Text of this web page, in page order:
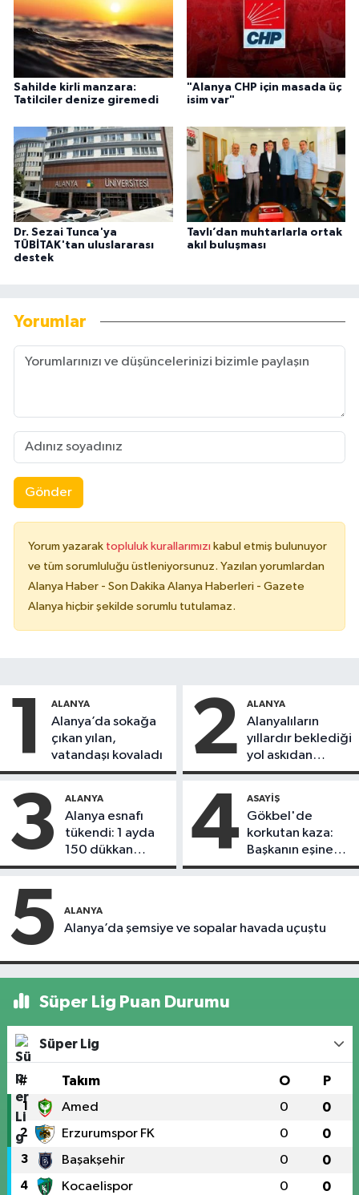
Sahilde kirli manzara:
Tatilciler denize giremedi
"Alanya CHP için masada üç
isim var"
Dr. Sezai Tunca'ya
TÜBİTAK'tan uluslararası
destek
Tavlı’dan muhtarlarla ortak
akıl buluşması
Yorumlar
Gönder
Yorum yazarak topluluk kurallarımızı kabul etmiş bulunuyor
ve tüm sorumluluğu üstleniyorsunuz. Yazılan yorumlardan
Alanya Haber - Son Dakika Alanya Haberleri - Gazete
Alanya hiçbir şekilde sorumlu tutulamaz.
1 ALANYA
Alanya’da sokağa
çıkan yılan,
vatandaşı kovaladı
2 ALANYA
Alanyalıların
yıllardır beklediği
yol askıdan
döndü
3 ALANYA
Alanya esnafı
tükendi: 1 ayda
150 dükkan
kapandı
4 ASAYIŞ
Gökbel'de
korkutan kaza:
Başkanın eşine
motosiklet çarptı
5 ALANYA
Alanya’da şemsiye ve sopalar havada uçuştu
Süper Lig Puan Durumu
Süper Lig
# Takım O P
1 Amed 0 0
2 Erzurumspor FK 0 0
3 Başakşehir 0 0
4 Kocaelispor 0 0